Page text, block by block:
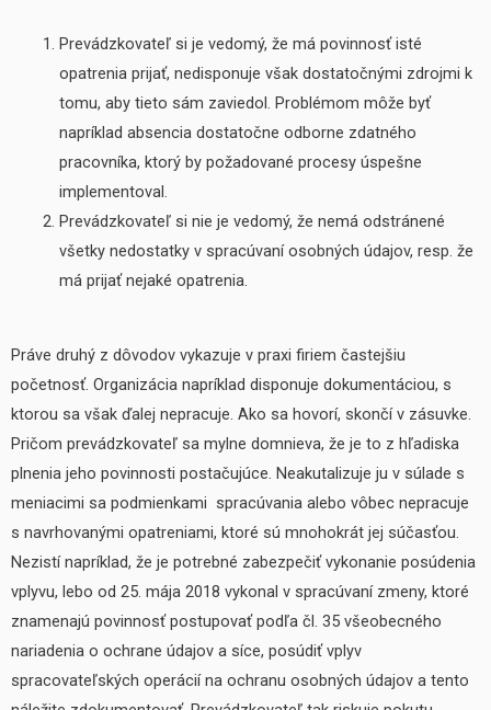
Prevádzkovateľ si je vedomý, že má povinnosť isté
opatrenia prijať, nedisponuje však dostatočnými zdrojmi k
tomu, aby tieto sám zaviedol. Problémom môže byť
napríklad absencia dostatočne odborne zdatného
pracovníka, ktorý by požadované procesy úspešne
implementoval.
Prevádzkovateľ si nie je vedomý, že nemá odstránené
všetky nedostatky v spracúvaní osobných údajov, resp. že
má prijať nejaké opatrenia.
Práve druhý z dôvodov vykazuje v praxi firiem častejšiu
početnosť. Organizácia napríklad disponuje dokumentáciou, s
ktorou sa však ďalej nepracuje. Ako sa hovorí, skončí v zásuvke.
Pričom prevádzkovateľ sa mylne domnieva, že je to z hľadiska
plnenia jeho povinnosti postačujúce. Neakutalizuje ju v súlade s
meniacimi sa podmienkami spracúvania alebo vôbec nepracuje
s navrhovanými opatreniami, ktoré sú mnohokrát jej súčasťou.
Nezistí napríklad, že je potrebné zabezpečiť vykonanie posúdenia
vplyvu, lebo od 25. mája 2018 vykonal v spracúvaní zmeny, ktoré
znamenajú povinnosť postupovať podľa čl. 35 všeobecného
nariadenia o ochrane údajov a síce, posúdiť vplyv
spracovateľských operácií na ochranu osobných údajov a tento